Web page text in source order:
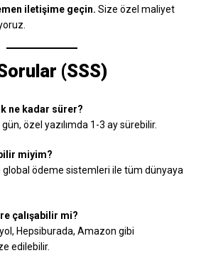
iletişime geçin. Size özel maliyet
(SSS)
ne kadar sürer?
özel yazılımda 1-3 ay sürebilir.
miyim?
global ödeme sistemleri ile tüm dünyaya
çalışabilir mi?
Hepsiburada, Amazon gibi
edilebilir.